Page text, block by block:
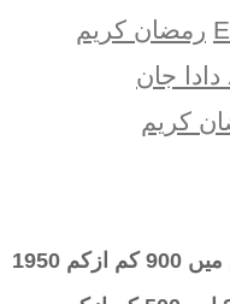
رمضان کریم
دادا جان
کریم
کل تحارير2485 ۔ جن میں 900 کم ازکم 1950